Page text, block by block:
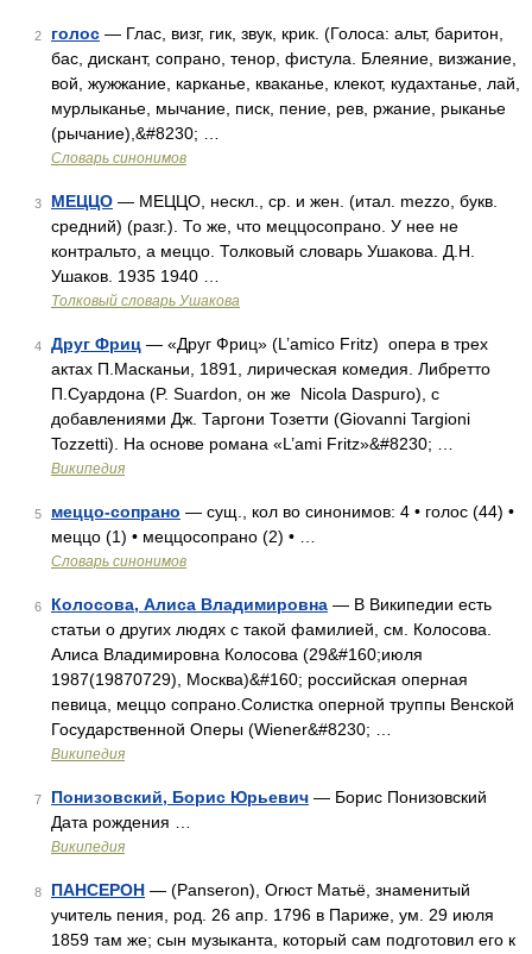
2 голос — Глас, визг, гик, звук, крик. (Голоса: альт, баритон,
бас, дискант, сопрано, тенор, фистула. Блеяние, визжание,
вой, жужжание, карканье, кваканье, клекот, кудахтанье, лай,
мурлыканье, мычание, писк, пение, рев, ржание, рыканье
(рычание),&#8230; …
Словарь синонимов
3 МЕЦЦО — МЕЦЦО, нескл., ср. и жен. (итал. mezzo, букв.
средний) (разг.). То же, что меццосопрано. У нее не
контральто, а меццо. Толковый словарь Ушакова. Д.Н.
Ушаков. 1935 1940 …
Толковый словарь Ушакова
4 Друг Фриц — «Друг Фриц» (L’amico Fritz) опера в трех
актах П.Масканьи, 1891, лирическая комедия. Либретто
П.Суардона (P. Suardon, он же Nicola Daspuro), с
добавлениями Дж. Таргони Тозетти (Giovanni Targioni
Tozzetti). На основе романа «L’ami Fritz»&#8230; …
Википедия
5 меццо-сопрано — сущ., кол во синонимов: 4 • голос (44) •
меццо (1) • меццосопрано (2) • …
Словарь синонимов
6 Колосова, Алиса Владимировна — В Википедии есть
статьи о других людях с такой фамилией, см. Колосова.
Алиса Владимировна Колосова (29&#160;июля
1987(19870729), Москва)&#160; российская оперная
певица, меццо сопрано.Солистка оперной труппы Венской
Государственной Оперы (Wiener&#8230; …
Википедия
7 Понизовский, Борис Юрьевич — Борис Понизовский
Дата рождения …
Википедия
8 ПАНСЕРОН — (Panseron), Огюст Матьё, знаменитый
учитель пения, род. 26 апр. 1796 в Париже, ум. 29 июля
1859 там же; сын музыканта, который сам подготовил его к